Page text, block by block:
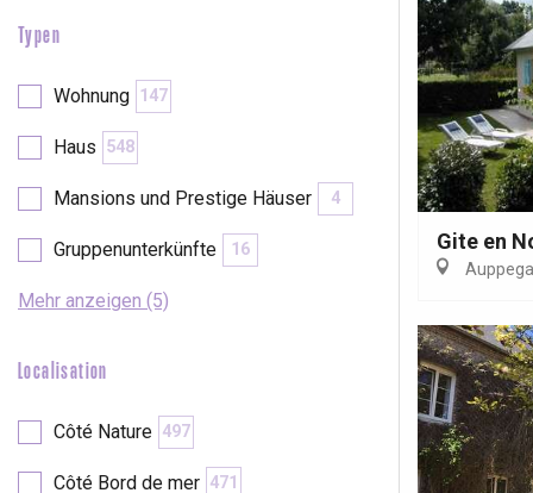
Typen
Wohnung 147
Haus 548
Mansions und Prestige Häuser 4
Gruppenunterkünfte 16
Mehr anzeigen (5)
Localisation
Côté Nature 497
Côté Bord de mer 471
Gite en